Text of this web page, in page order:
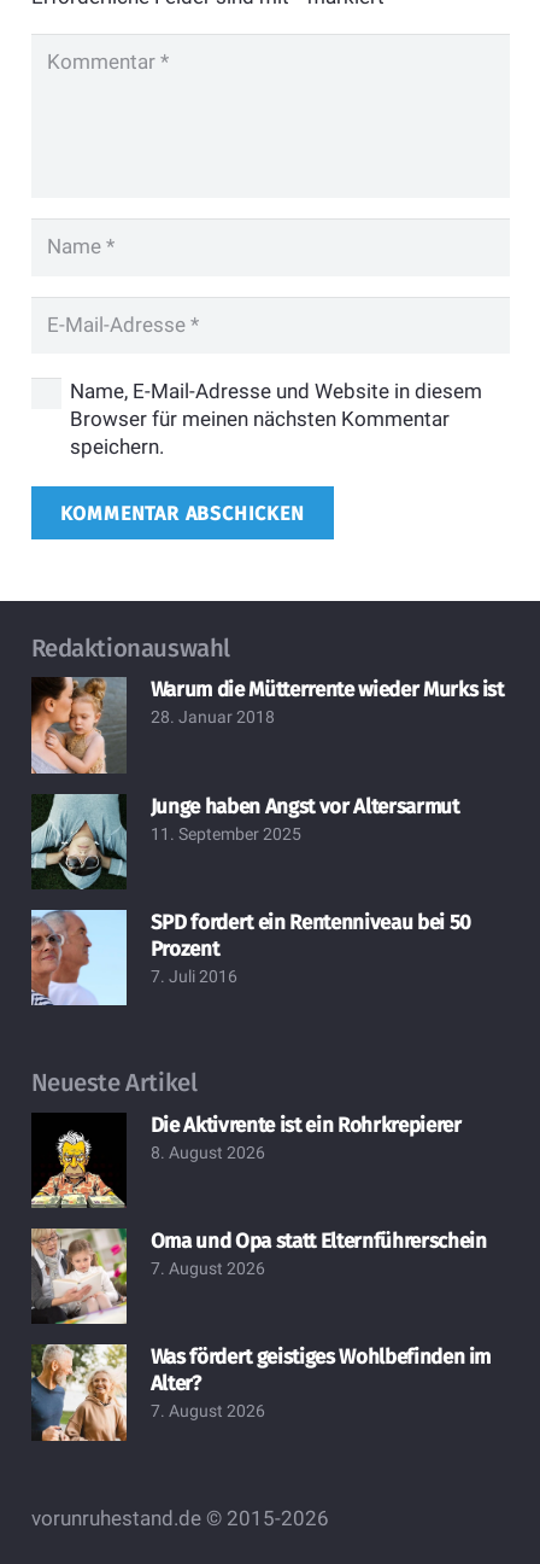
Name, E-Mail-Adresse und Website in diesem
Browser für meinen nächsten Kommentar
speichern.
KOMMENTAR ABSCHICKEN
Redaktionauswahl
Warum die Mütterrente wieder Murks ist
28. Januar 2018
Junge haben Angst vor Altersarmut
11. September 2025
SPD fordert ein Rentenniveau bei 50
Prozent
7. Juli 2016
Neueste Artikel
Die Aktivrente ist ein Rohrkrepierer
8. August 2026
Oma und Opa statt Elternführerschein
7. August 2026
Was fördert geistiges Wohlbefinden im
Alter?
7. August 2026
vorunruhestand.de © 2015-2026